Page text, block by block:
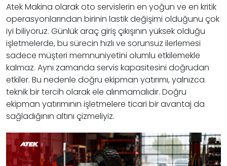
Atek Makina olarak oto servislerin en yoğun ve en kritik
operasyonlarından birinin lastik değişimi olduğunu çok
iyi biliyoruz. Günlük araç giriş çıkışının yüksek olduğu
işletmelerde, bu sürecin hızlı ve sorunsuz ilerlemesi
sadece müşteri memnuniyetini olumlu etkilemekle
kalmaz. Aynı zamanda servis kapasitesini doğrudan
etkiler. Bu nedenle doğru ekipman yatırımı, yalnızca
teknik bir tercih olarak ele alınmamalıdır. Doğru
ekipman yatırımının işletmelere ticari bir avantaj da
sağladığının altını çizmeliyiz.